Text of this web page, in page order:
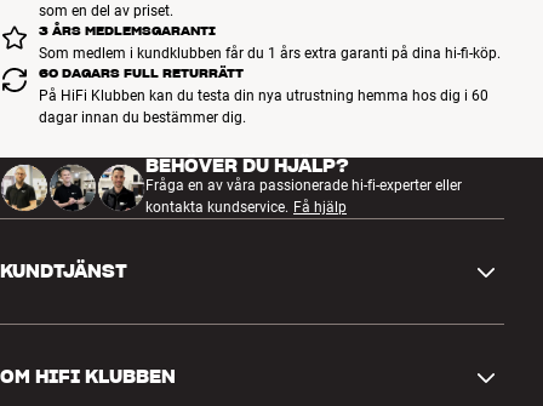
som en del av priset.
3 ÅRS MEDLEMSGARANTI
Som medlem i kundklubben får du 1 års extra garanti på dina hi-fi-köp.
60 DAGARS FULL RETURRÄTT
På HiFi Klubben kan du testa din nya utrustning hemma hos dig i 60
dagar innan du bestämmer dig.
BEHÖVER DU HJÄLP?
Fråga en av våra passionerade hi-fi-experter eller
kontakta kundservice. Få hjälp
KUNDTJÄNST
Frågor och svar
OM HIFI KLUBBEN